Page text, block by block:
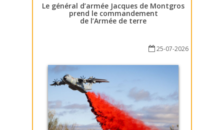
Le général d’armée Jacques de Montgros
prend le commandement
de l’Armée de terre
25-07-2026